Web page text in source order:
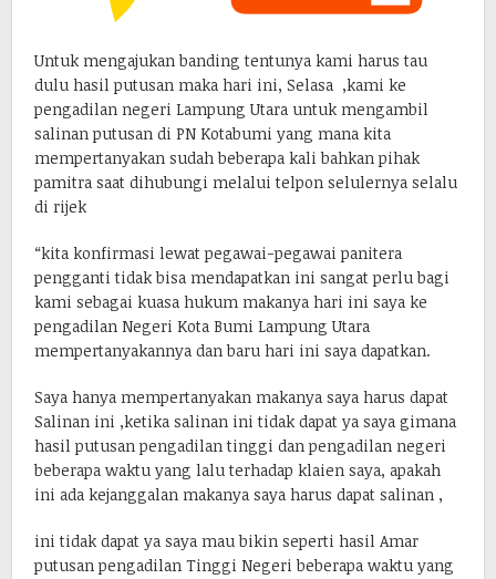
Untuk mengajukan banding tentunya kami harus tau
dulu hasil putusan maka hari ini, Selasa ,kami ke
pengadilan negeri Lampung Utara untuk mengambil
salinan putusan di PN Kotabumi yang mana kita
mempertanyakan sudah beberapa kali bahkan pihak
pamitra saat dihubungi melalui telpon selulernya selalu
di rijek
“kita konfirmasi lewat pegawai-pegawai panitera
pengganti tidak bisa mendapatkan ini sangat perlu bagi
kami sebagai kuasa hukum makanya hari ini saya ke
pengadilan Negeri Kota Bumi Lampung Utara
mempertanyakannya dan baru hari ini saya dapatkan.
Saya hanya mempertanyakan makanya saya harus dapat
Salinan ini ,ketika salinan ini tidak dapat ya saya gimana
hasil putusan pengadilan tinggi dan pengadilan negeri
beberapa waktu yang lalu terhadap klaien saya, apakah
ini ada kejanggalan makanya saya harus dapat salinan ,
ini tidak dapat ya saya mau bikin seperti hasil Amar
putusan pengadilan Tinggi Negeri beberapa waktu yang